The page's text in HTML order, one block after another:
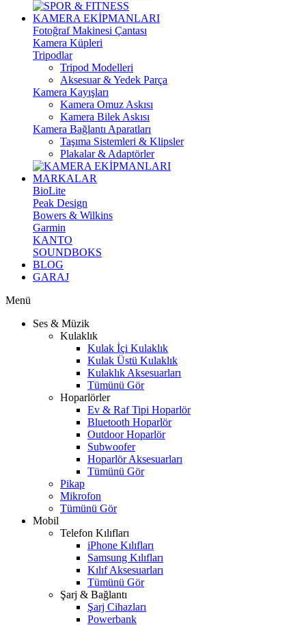
KAMERA EKİPMANLARI
Fotoğraf Makinesi Çantası
Kamera Küpleri
Tripodlar
Tripod Modelleri
Aksesuar & Yedek Parça
Kamera Kayışları
Kamera Omuz Askısı
Kamera Bilek Askısı
Kamera Bağlantı Aparatları
Taşıma Sistemleri & Klipsler
Plakalar & Adaptörler
MARKALAR
BioLite
Peak Design
Bowers & Wilkins
Garmin
KANTO
SOUNDBOKS
BLOG
GARAJ
Menü
Ses & Müzik
Kulaklık
Kulak İçi Kulaklık
Kulak Üstü Kulaklık
Kulaklık Aksesuarları
Tümünü Gör
Hoparlörler
Ev & Raf Tipi Hoparlör
Bluetooth Hoparlör
Outdoor Hoparlör
Subwoofer
Hoparlör Aksesuarları
Tümünü Gör
Pikap
Mikrofon
Tümünü Gör
Mobil
Telefon Kılıfları
iPhone Kılıfları
Samsung Kılıfları
Kılıf Aksesuarları
Tümünü Gör
Şarj & Bağlantı
Şarj Cihazları
Powerbank